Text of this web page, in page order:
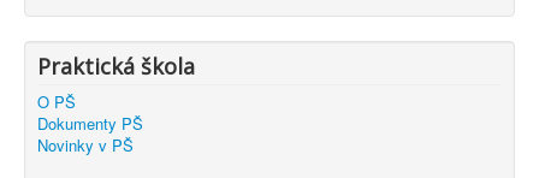
Praktická škola
O PŠ
Dokumenty PŠ
Novinky v PŠ